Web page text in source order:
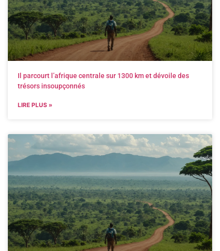
Il parcourt l’afrique centrale sur 1300 km et dévoile des
trésors insoupçonnés
LIRE PLUS »